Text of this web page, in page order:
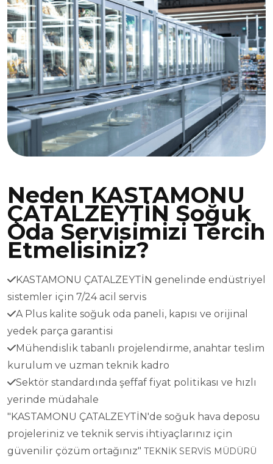
Neden KASTAMONU
ÇATALZEYTİN Soğuk
Oda Servisimizi Tercih
Etmelisiniz?
KASTAMONU ÇATALZEYTİN genelinde endüstriyel
sistemler için 7/24 acil servis
A Plus kalite soğuk oda paneli, kapısı ve orijinal
yedek parça garantisi
Mühendislik tabanlı projelendirme, anahtar teslim
kurulum ve uzman teknik kadro
Sektör standardında şeffaf fiyat politikası ve hızlı
yerinde müdahale
"KASTAMONU ÇATALZEYTİN'de soğuk hava deposu
projeleriniz ve teknik servis ihtiyaçlarınız için
güvenilir çözüm ortağınız" TEKNİK SERVİS MÜDÜRÜ